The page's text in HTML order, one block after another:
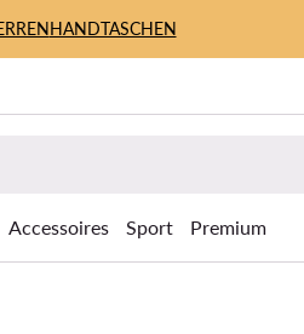
HANDTASCHEN
Accessoires Sport Premium